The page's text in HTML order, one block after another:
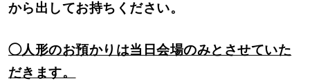
から出してお持ちください。
◯人形のお預かりは当日会場のみとさせていた
だきます。